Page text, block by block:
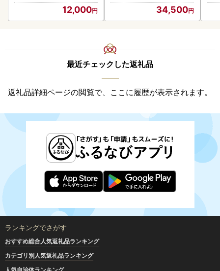
12,000 34,500
最近チェックした返礼品
返礼品詳細ページの閲覧で、ここに履歴が表示されます。
ランキングでさがす
おすすめ総合人気返礼品ランキング
カテゴリ別人気返礼品ランキング